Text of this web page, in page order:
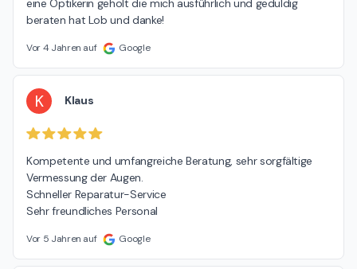
beraten hat Lob und danke!
Vor 4 Jahren auf Google
K Klaus
Kompetente und umfangreiche Beratung, sehr sorgfältige
Vermessung der Augen.
Schneller Reparatur-Service
Sehr freundliches Personal
Vor 5 Jahren auf Google